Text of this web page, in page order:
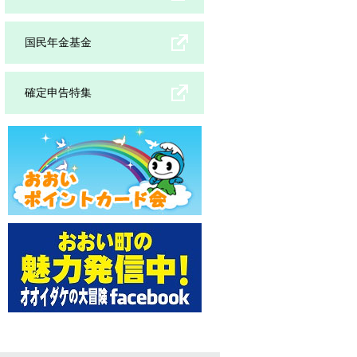
国民年金基金
確定申告特集